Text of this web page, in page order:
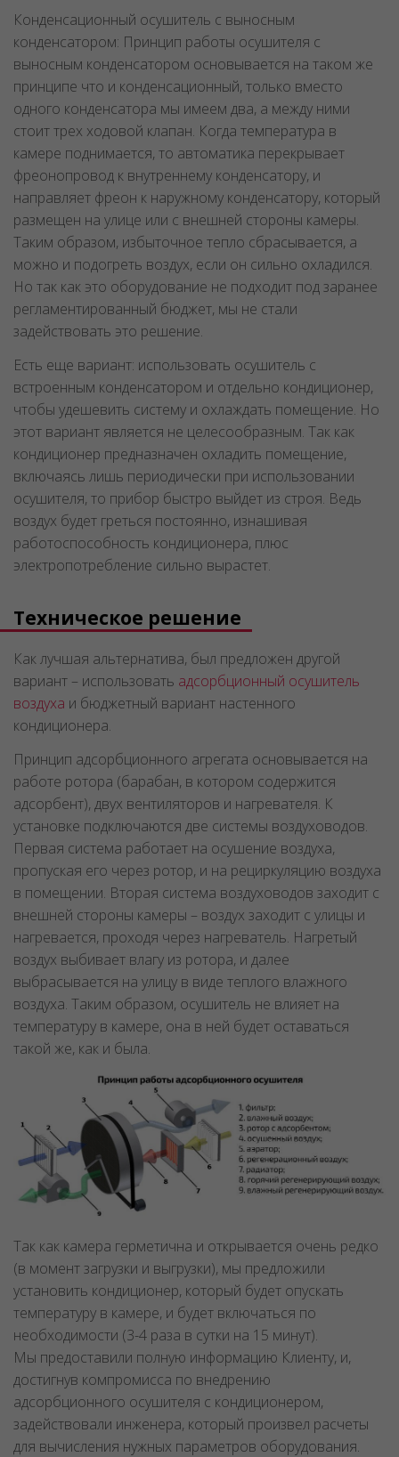
Конденсационный осушитель с выносным
конденсатором: Принцип работы осушителя с
выносным конденсатором основывается на таком же
принципе что и конденсационный, только вместо
одного конденсатора мы имеем два, а между ними
стоит трех ходовой клапан. Когда температура в
камере поднимается, то автоматика перекрывает
фреонопровод к внутреннему конденсатору, и
направляет фреон к наружному конденсатору, который
размещен на улице или с внешней стороны камеры.
Таким образом, избыточное тепло сбрасывается, а
можно и подогреть воздух, если он сильно охладился.
Но так как это оборудование не подходит под заранее
регламентированный бюджет, мы не стали
задействовать это решение.
Есть еще вариант: использовать осушитель с
встроенным конденсатором и отдельно кондиционер,
чтобы удешевить систему и охлаждать помещение. Но
этот вариант является не целесообразным. Так как
кондиционер предназначен охладить помещение,
включаясь лишь периодически при использовании
осушителя, то прибор быстро выйдет из строя. Ведь
воздух будет греться постоянно, изнашивая
работоспособность кондиционера, плюс
электропотребление сильно вырастет.
Техническое решение
Как лучшая альтернатива, был предложен другой
вариант – использовать адсорбционный осушитель
воздуха и бюджетный вариант настенного
кондиционера.
Принцип адсорбционного агрегата основывается на
работе ротора (барабан, в котором содержится
адсорбент), двух вентиляторов и нагревателя. К
установке подключаются две системы воздуховодов.
Первая система работает на осушение воздуха,
пропуская его через ротор, и на рециркуляцию воздуха
в помещении. Вторая система воздуховодов заходит с
внешней стороны камеры – воздух заходит с улицы и
нагревается, проходя через нагреватель. Нагретый
воздух выбивает влагу из ротора, и далее
выбрасывается на улицу в виде теплого влажного
воздуха. Таким образом, осушитель не влияет на
температуру в камере, она в ней будет оставаться
такой же, как и была.
Так как камера герметична и открывается очень редко
(в момент загрузки и выгрузки), мы предложили
установить кондиционер, который будет опускать
температуру в камере, и будет включаться по
необходимости (3-4 раза в сутки на 15 минут).
Мы предоставили полную информацию Клиенту, и,
достигнув компромисса по внедрению
адсорбционного осушителя с кондиционером,
задействовали инженера, который произвел расчеты
для вычисления нужных параметров оборудования.